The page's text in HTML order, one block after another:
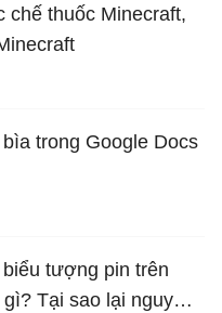
chế thuốc Minecraft,
trong Google Docs
tượng pin trên
Tại sao lại nguy